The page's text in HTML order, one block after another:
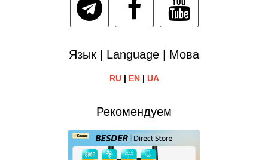
Язык | Language | Мова
RU| EN| UA
Рекомендуем